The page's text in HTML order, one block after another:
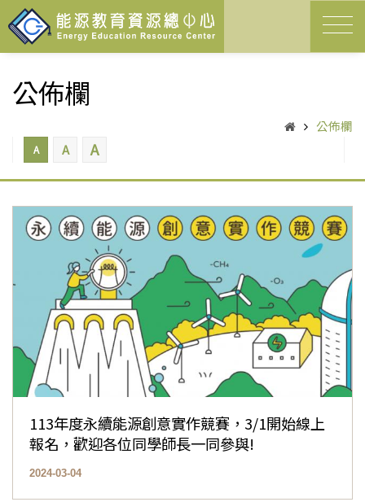
公佈欄
公佈欄
A A A
113年度永續能源創意實作競賽，3/1開始線上
報名，歡迎各位同學師長一同參與!
2024-03-04